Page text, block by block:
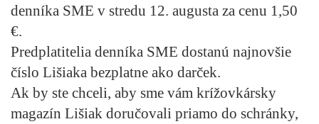
denníka SME v stredu 12. augusta za cenu 1,50
€.
Predplatitelia denníka SME dostanú najnovšie
číslo Lišiaka bezplatne ako darček.
Ak by ste chceli, aby sme vám krížovkársky
magazín Lišiak doručovali priamo do schránky,